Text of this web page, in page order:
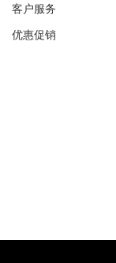
客户服务
优惠促销